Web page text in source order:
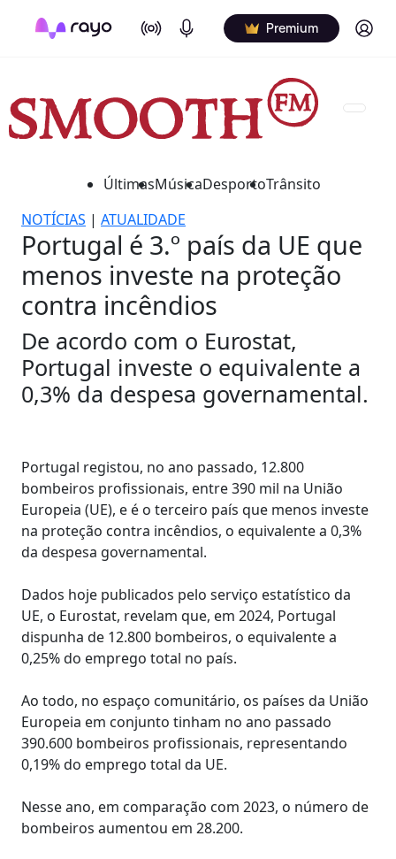
On Air Podcasts Premium Log in
ÚltimasMúsicaDesportoTrânsito
NOTÍCIAS | ATUALIDADE
Portugal é 3.º país da UE que
menos investe na proteção
contra incêndios
De acordo com o Eurostat,
Portugal investe o equivalente a
0,3% da despesa governamental.
Portugal registou, no ano passado, 12.800
bombeiros profissionais, entre 390 mil na União
Europeia (UE), e é o terceiro país que menos investe
na proteção contra incêndios, o equivalente a 0,3%
da despesa governamental.
Dados hoje publicados pelo serviço estatístico da
UE, o Eurostat, revelam que, em 2024, Portugal
dispunha de 12.800 bombeiros, o equivalente a
0,25% do emprego total no país.
Ao todo, no espaço comunitário, os países da União
Europeia em conjunto tinham no ano passado
390.600 bombeiros profissionais, representando
0,19% do emprego total da UE.
Nesse ano, em comparação com 2023, o número de
bombeiros aumentou em 28.200.